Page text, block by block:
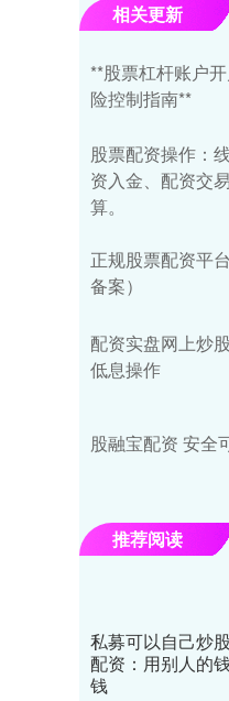
相关更新
**股票杠杆账户
险控制指南**
股票配资操作：
资入金、配资交
算。
正规股票配资平
备案）
配资实盘网上炒
低息操作
股融宝配资 安全
推荐阅读
私募可以自己炒
配资：用别人的
钱